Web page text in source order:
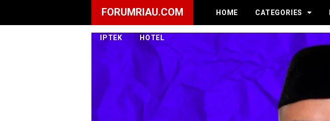
FORUMRIAU.COM HOME CATEGORIES
IPTEK HOTEL